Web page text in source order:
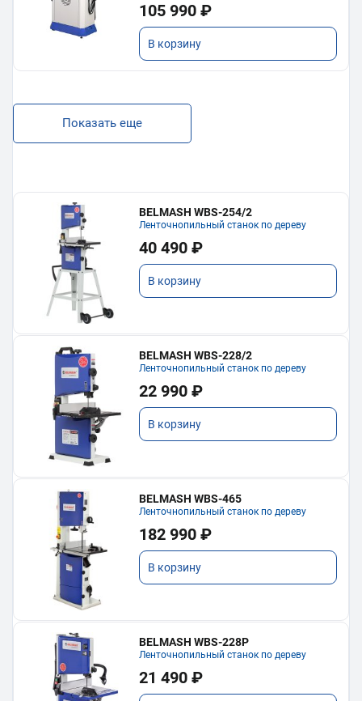
105 990 ₽
В корзину
Показать еще
BELMASH WBS-254/2
Ленточнопильный станок по дереву
40 490 ₽
В корзину
BELMASH WBS-228/2
Ленточнопильный станок по дереву
22 990 ₽
В корзину
BELMASH WBS-465
Ленточнопильный станок по дереву
182 990 ₽
В корзину
BELMASH WBS-228P
Ленточнопильный станок по дереву
21 490 ₽